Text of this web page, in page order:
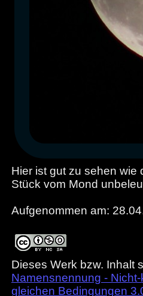
Hier ist gut zu sehen wie
Stück vom Mond
Aufgenommen am:
Dieses Werk bzw. Inhalt
Namensnennung -
gleichen Bedingungen